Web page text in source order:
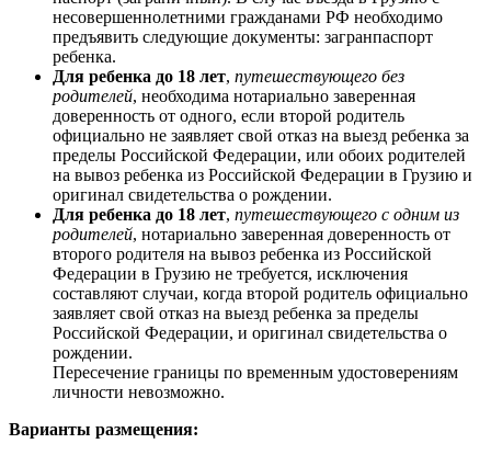
несовершеннолетними гражданами РФ необходимо
предъявить следующие документы: загранпаспорт
ребенка.
Для ребенка до 18 лет, путешествующего без
родителей, необходима нотариально заверенная
доверенность от одного, если второй родитель
официально не заявляет свой отказ на выезд ребенка за
пределы Российской Федерации, или обоих родителей
на вывоз ребенка из Российской Федерации в Грузию и
оригинал свидетельства о рождении.
Для ребенка до 18 лет, путешествующего с одним из
родителей, нотариально заверенная доверенность от
второго родителя на вывоз ребенка из Российской
Федерации в Грузию не требуется, исключения
составляют случаи, когда второй родитель официально
заявляет свой отказ на выезд ребенка за пределы
Российской Федерации, и оригинал свидетельства о
рождении.
Пересечение границы по временным удостоверениям
личности невозможно.
Варианты размещения: